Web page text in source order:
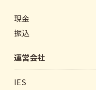
現金
振込
運営会社
IES